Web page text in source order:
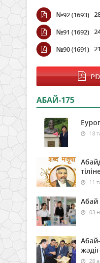
№92 (1693)
№91 (1692)
№90 (1691)
АБАЙ-175
18
11
03
28